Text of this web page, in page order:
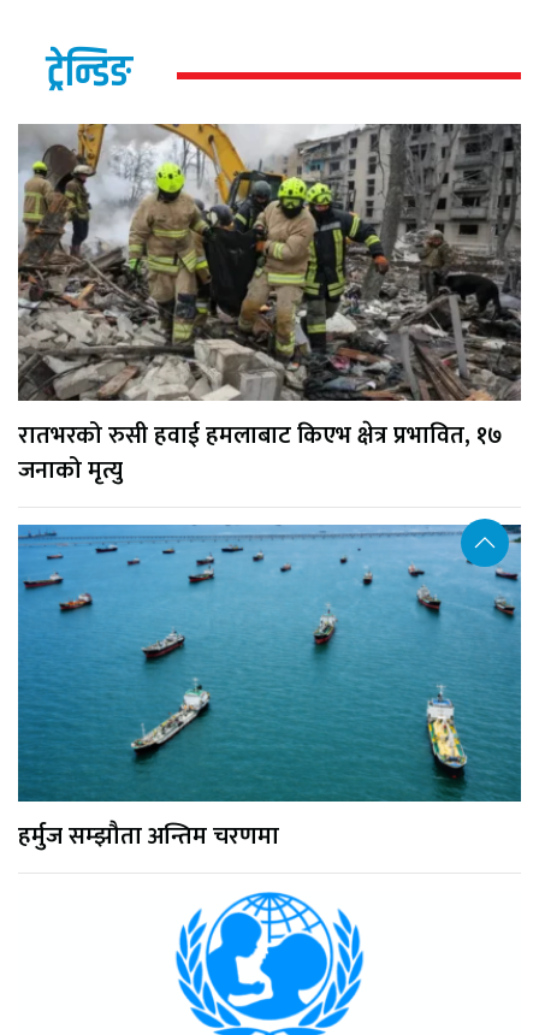
ट्रेन्डिङ
रातभरको रुसी हवाई हमलाबाट किएभ क्षेत्र प्रभावित, १७
जनाको मृत्यु
हर्मुज सम्झौता अन्तिम चरणमा